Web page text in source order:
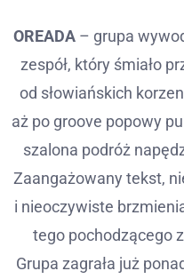
OREADA– grupa
zespół, który śmiało
od słowiańskich
aż po groove popowy
szalona podróż
Zaangażowany tekst,
i nieoczywiste
tego pochodzącego
Grupa zagrała już